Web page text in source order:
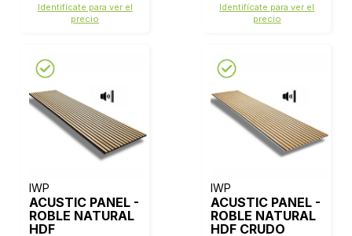
Identifícate para ver el
precio
Identifícate para ver el
precio
IWP
ACUSTIC PANEL -
ROBLE NATURAL
HDF
IWP
ACUSTIC PANEL -
ROBLE NATURAL
HDF CRUDO